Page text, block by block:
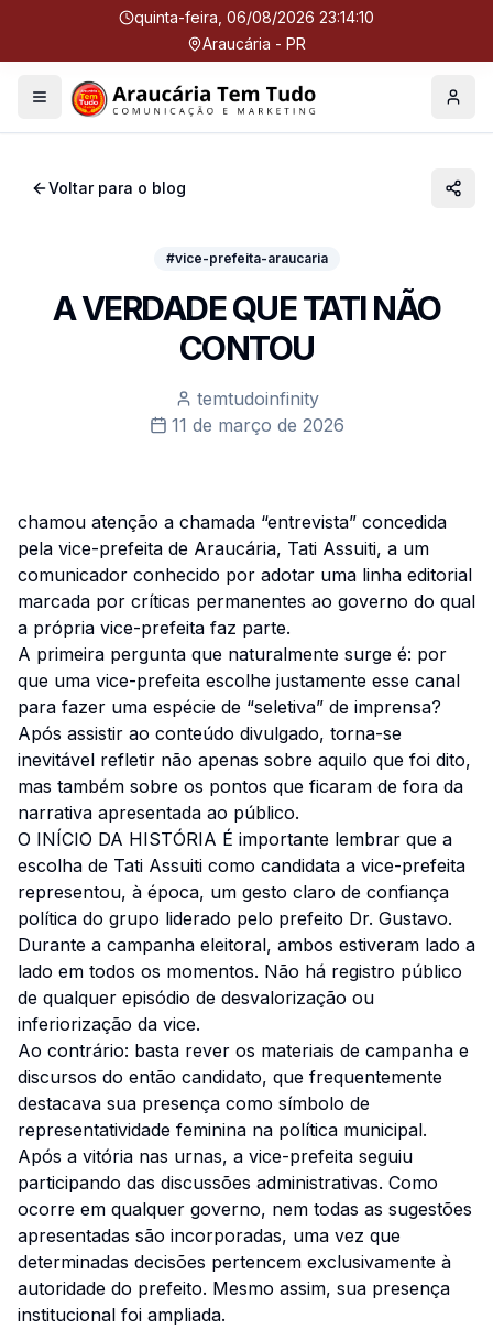
quinta-feira, 06/08/2026 23:14:10
Araucária - PR
Menu Perfil
Voltar para o blog
#vice-prefeita-araucaria
A VERDADE QUE TATI NÃO
CONTOU
temtudoinfinity
11 de março de 2026
chamou atenção a chamada “entrevista” concedida
pela vice-prefeita de Araucária, Tati Assuiti, a um
comunicador conhecido por adotar uma linha editorial
marcada por críticas permanentes ao governo do qual
a própria vice-prefeita faz parte.
A primeira pergunta que naturalmente surge é: por
que uma vice-prefeita escolhe justamente esse canal
para fazer uma espécie de “seletiva” de imprensa?
Após assistir ao conteúdo divulgado, torna-se
inevitável refletir não apenas sobre aquilo que foi dito,
mas também sobre os pontos que ficaram de fora da
narrativa apresentada ao público.
O INÍCIO DA HISTÓRIA É importante lembrar que a
escolha de Tati Assuiti como candidata a vice-prefeita
representou, à época, um gesto claro de confiança
política do grupo liderado pelo prefeito Dr. Gustavo.
Durante a campanha eleitoral, ambos estiveram lado a
lado em todos os momentos. Não há registro público
de qualquer episódio de desvalorização ou
inferiorização da vice.
Ao contrário: basta rever os materiais de campanha e
discursos do então candidato, que frequentemente
destacava sua presença como símbolo de
representatividade feminina na política municipal.
Após a vitória nas urnas, a vice-prefeita seguiu
participando das discussões administrativas. Como
ocorre em qualquer governo, nem todas as sugestões
apresentadas são incorporadas, uma vez que
determinadas decisões pertencem exclusivamente à
autoridade do prefeito. Mesmo assim, sua presença
institucional foi ampliada.